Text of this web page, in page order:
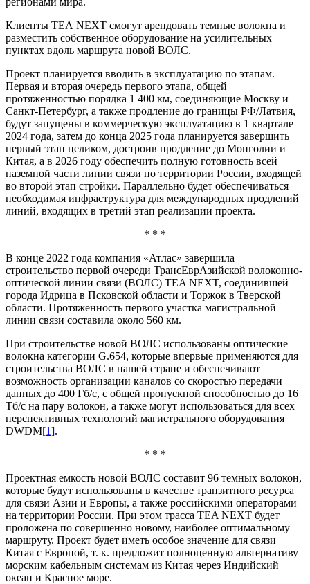
Клиенты ТЕА NEXT смогут арендовать темные волокна и
разместить собственное оборудование на усилительных
пунктах вдоль маршрута новой ВОЛС.
Проект планируется вводить в эксплуатацию по этапам.
Первая и вторая очередь первого этапа, общей
протяженностью порядка 1 400 км, соединяющие Москву и
Санкт-Петербург, а также продление до границы РФ/Латвия,
будут запущены в коммерческую эксплуатацию в 1 квартале
2024 года, затем до конца 2025 года планируется завершить
первый этап целиком, достроив продление до Монголии и
Китая, а в 2026 году обеспечить полную готовность всей
наземной части линии связи по территории России, входящей
во второй этап стройки. Параллельно будет обеспечиваться
необходимая инфраструктура для международных продлений
линий, входящих в третий этап реализации проекта.
* * *
В конце 2022 года компания «Атлас» завершила
строительство первой очереди ТрансЕврАзийской волоконно-
оптической линии связи (ВОЛС) TEA NEXT, соединившей
города Идрица в Псковской области и Торжок в Тверской
области. Протяженность первого участка магистральной
линии связи составила около 560 км.
При строительстве новой ВОЛС использованы оптические
волокна категории G.654, которые впервые применяются для
строительства ВОЛС в нашей стране и обеспечивают
возможность организации каналов со скоростью передачи
данных до 400 Гб/с, с общей пропускной способностью до 16
Тб/с на пару волокон, а также могут использоваться для всех
перспективных технологий магистрального оборудования
DWDM[1].
* * *
Проектная емкость новой ВОЛС составит 96 темных волокон,
которые будут использованы в качестве транзитного ресурса
для связи Азии и Европы, а также российскими операторами
на территории России. При этом трасса TEA NEXT будет
проложена по совершенно новому, наиболее оптимальному
маршруту. Проект будет иметь особое значение для связи
Китая с Европой, т. к. предложит полноценную альтернативу
морским кабельным системам из Китая через Индийский
океан и Красное море.